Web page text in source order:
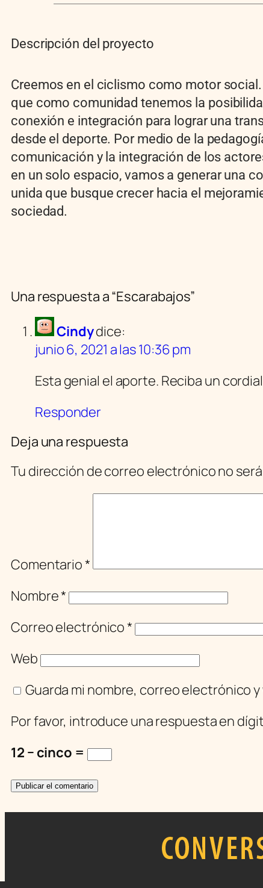
Descripción del proyecto
Creemos en el ciclismo como motor
que como comunidad tenemos la
conexión e integración para lograr una
desde el deporte. Por medio de la
comunicación y la integración de los
en un solo espacio, vamos a generar una
unida que busque crecer hacia el
sociedad.
Una respuesta a “Escarabajos”
Cindydice:
junio 6, 2021 a las 10:36 pm
Esta genial el aporte. Reciba un
Responder
Deja una respuesta
Tu dirección de correo electrónico no
Comentario*
Nombre*
Correo electrónico*
Web
Guarda mi nombre, correo electrónico
Por favor, introduce una respuesta en
12 − cinco =